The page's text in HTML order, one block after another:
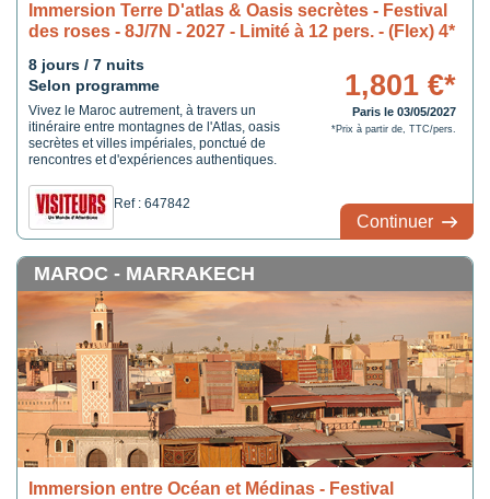
Immersion Terre D'atlas & Oasis secrètes - Festival
des roses - 8J/7N - 2027 - Limité à 12 pers. - (Flex) 4*
8 jours / 7 nuits
Selon programme
Vivez le Maroc autrement, à travers un
itinéraire entre montagnes de l'Atlas, oasis
secrètes et villes impériales, ponctué de
rencontres et d'expériences authentiques.
Ref : 647842
1,801 €*
Paris le 03/05/2027
*Prix à partir de, TTC/pers.
Continuer
MAROC - MARRAKECH
Immersion entre Océan et Médinas - Festival